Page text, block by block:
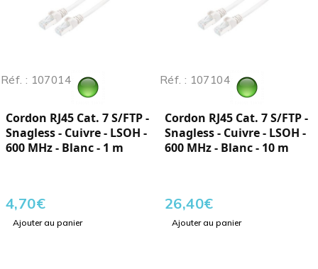
Réf. : 107014
Cordon RJ45 Cat. 7 S/FTP -
Snagless - Cuivre - LSOH -
600 MHz - Blanc - 1 m
4,70€
Ajouter au panier
Réf. : 107104
Cordon RJ45 Cat. 7 S/FTP -
Snagless - Cuivre - LSOH -
600 MHz - Blanc - 10 m
26,40€
Ajouter au panier